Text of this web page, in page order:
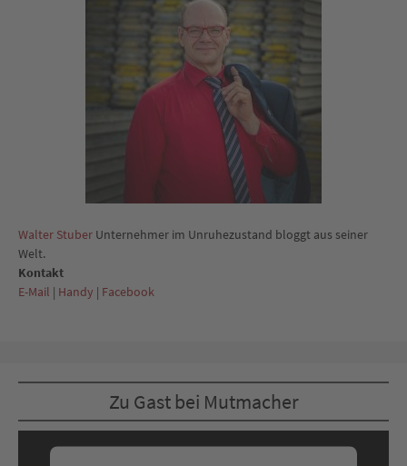
Walter Stuber Unternehmer im Unruhezustand bloggt aus seiner
Welt.
Kontakt
E-Mail | Handy | Facebook
Zu Gast bei Mutmacher